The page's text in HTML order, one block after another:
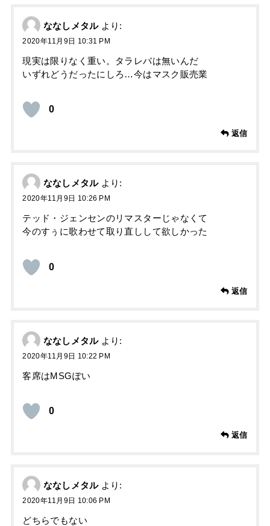
ななしメタル より:
2020年11月9日 10:31 PM
現実は限りなく重い。タラレバは無いんだ
いずれどうだったにしろ…今はマスク販売業
0
返信
ななしメタル より:
2020年11月9日 10:26 PM
テッド・ジェンセンのリマスターじゃなくて
今のすぅに歌わせて取り直しして欲しかった
0
返信
ななしメタル より:
2020年11月9日 10:22 PM
客席はMSGぽい
0
返信
ななしメタル より:
2020年11月9日 10:06 PM
どちらでもない